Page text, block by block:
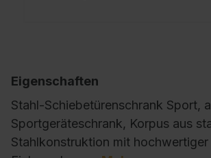
Eigenschaften
Stahl-Schiebetürenschrank Sport,
Sportgeräteschrank, Korpus aus
Stahlkonstruktion mit hochwertiger